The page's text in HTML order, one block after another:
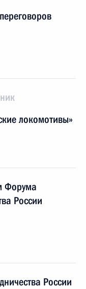
локомотивы»
Форума
России
России